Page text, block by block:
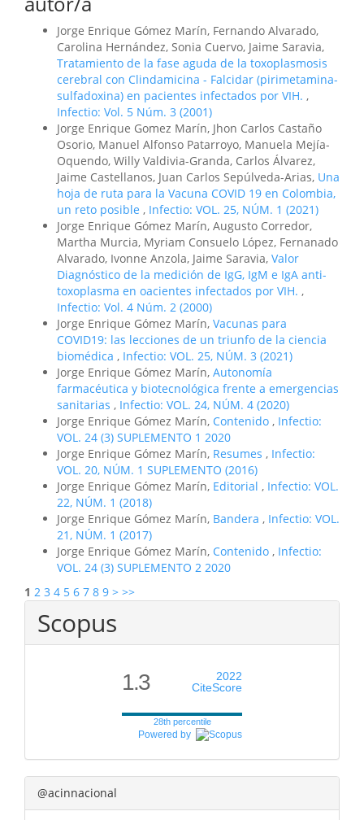
Jorge Enrique Gómez Marín, Fernando Alvarado,
Carolina Hernández, Sonia Cuervo, Jaime Saravia,
Tratamiento de la fase aguda de la toxoplasmosis
cerebral con Clindamicina - Falcidar (pirimetamina-
sulfadoxina) en pacientes infectados por VIH. ,
Infectio: Vol. 5 Núm. 3 (2001)
Jorge Enrique Gomez Marín, Jhon Carlos Castaño
Osorio, Manuel Alfonso Patarroyo, Manuela Mejía-
Oquendo, Willy Valdivia-Granda, Carlos Álvarez,
Jaime Castellanos, Juan Carlos Sepúlveda-Arias, Una
hoja de ruta para la Vacuna COVID 19 en Colombia,
un reto posible , Infectio: VOL. 25, NÚM. 1 (2021)
Jorge Enrique Gómez Marín, Augusto Corredor,
Martha Murcia, Myriam Consuelo López, Fernanado
Alvarado, Ivonne Anzola, Jaime Saravia, Valor
Diagnóstico de la medición de IgG, IgM e IgA anti-
toxoplasma en oacientes infectados por VIH. ,
Infectio: Vol. 4 Núm. 2 (2000)
Jorge Enrique Gómez Marín, Vacunas para
COVID19: las lecciones de un triunfo de la ciencia
biomédica , Infectio: VOL. 25, NÚM. 3 (2021)
Jorge Enrique Gómez Marín, Autonomía
farmacéutica y biotecnológica frente a emergencias
sanitarias , Infectio: VOL. 24, NÚM. 4 (2020)
Jorge Enrique Gómez Marín, Contenido , Infectio:
VOL. 24 (3) SUPLEMENTO 1 2020
Jorge Enrique Gómez Marín, Resumes , Infectio:
VOL. 20, NÚM. 1 SUPLEMENTO (2016)
Jorge Enrique Gómez Marín, Editorial , Infectio: VOL.
22, NÚM. 1 (2018)
Jorge Enrique Gómez Marín, Bandera , Infectio: VOL.
21, NÚM. 1 (2017)
Jorge Enrique Gómez Marín, Contenido , Infectio:
VOL. 24 (3) SUPLEMENTO 2 2020
1 2 3 4 5 6 7 8 9 > >>
Scopus
1.3
2022
CiteScore
28th percentile
Powered by
@acinnacional